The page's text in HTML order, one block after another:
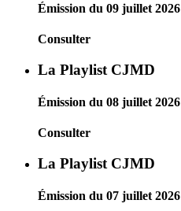
Émission du 09 juillet 2026
Consulter
La Playlist CJMD
Émission du 08 juillet 2026
Consulter
La Playlist CJMD
Émission du 07 juillet 2026